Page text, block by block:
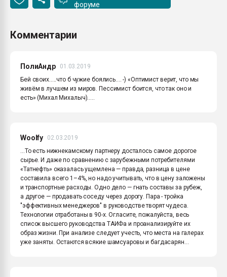
форуме
Комментарии
ПолиАндр
01.03.2019
Бей своих.....что б чужие боялись.... -) «Оптимист верит, что мы
живём в лучшем из миров. Пессимист боится, что так оно и
есть» (Михал Михалыч).....
Woolfy
02.03.2019
...То есть нижнекамскому партнеру досталось самое дорогое
сырье. И даже по сравнению с зарубежными потребителями
«Татнефть» оказалась ущемлена — правда, разница в цене
составила всего 1–4%, но надо учитывать, что в цену заложены
и транспортные расходы. Одно дело — гнать составы за рубеж,
а другое — продавать соседу через дорогу. Пара - тройка
"эффективных менеджеров" в руководстве творят чудеса.
Технологии отработаны в 90-х. Огласите, пожалуйста, весь
список высшего руководства ТАИФа и проанализируйте их
образ жизни. При анализе следует учесть, что места на галерах
уже заняты. Остаются всякие шамсуаровы и багдасарян...